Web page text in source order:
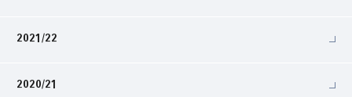
2021/22
2020/21